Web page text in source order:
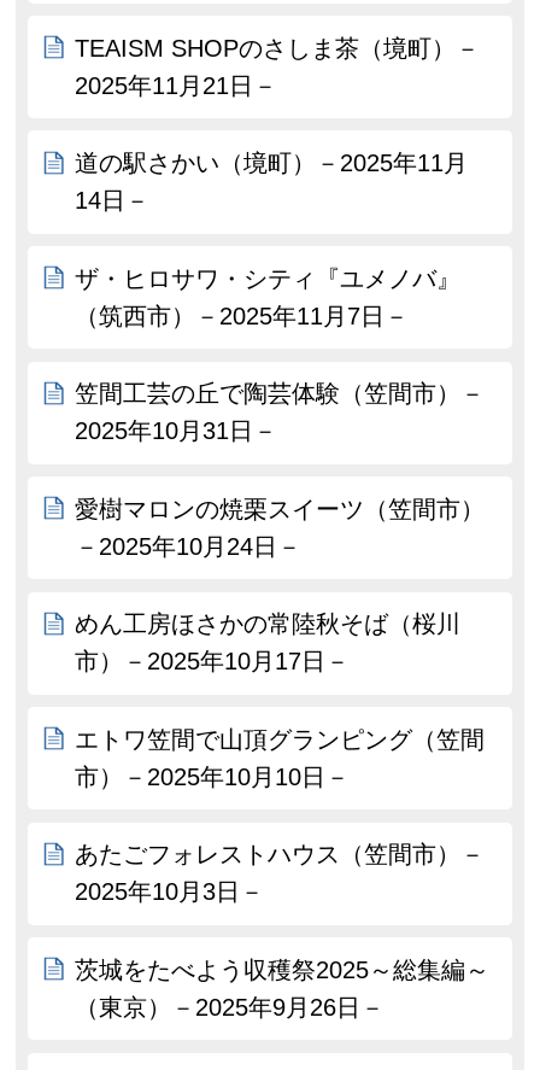
TEAISM SHOPのさしま茶（境町）－
2025年11月21日－
道の駅さかい（境町）－2025年11月
14日－
ザ・ヒロサワ・シティ『ユメノバ』
（筑西市）－2025年11月7日－
笠間工芸の丘で陶芸体験（笠間市）－
2025年10月31日－
愛樹マロンの焼栗スイーツ（笠間市）
－2025年10月24日－
めん工房ほさかの常陸秋そば（桜川
市）－2025年10月17日－
エトワ笠間で山頂グランピング（笠間
市）－2025年10月10日－
あたごフォレストハウス（笠間市）－
2025年10月3日－
茨城をたべよう収穫祭2025～総集編～
（東京）－2025年9月26日－